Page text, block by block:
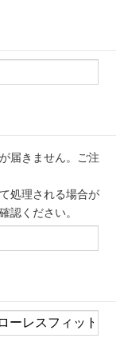
届きません。ご注
処理される場合が
認ください。